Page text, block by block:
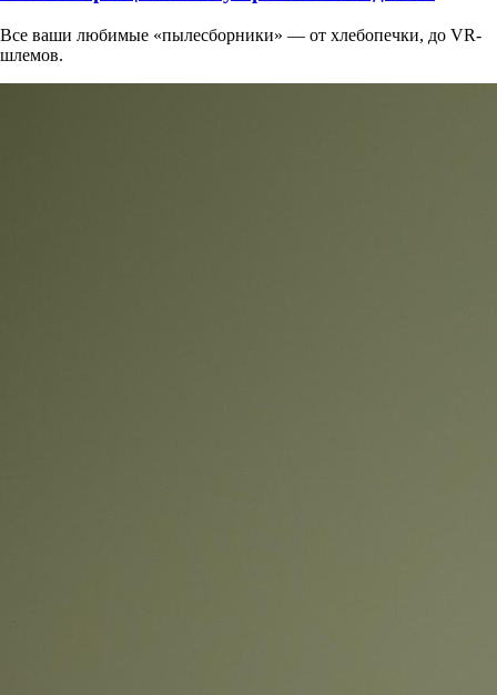
Все ваши любимые «пылесборники» — от хлебопечки, до VR-
шлемов.